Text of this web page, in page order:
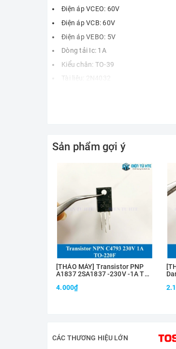
Điện áp VCEO: 60V
Điện áp VCB: 60V
Điện áp VEBO: 5V
Dòng tải Ic: 1A
Kiểu chân: TO-39
Tài liệu:
2N4 032
Sản phẩm gợi ý
[THÁO MÁY] Transistor PNP
A1837 2SA1837 -230V -1A TO-
4.000₫
CÁC THƯƠNG HIỆU LỚN